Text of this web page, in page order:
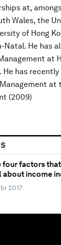
at,
Wales, the
of Hong
Natal. He has
at
He has
at
(2009)
four factors
about income
2017